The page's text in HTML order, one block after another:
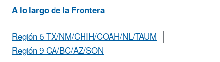
A lo largo de la Frontera
Región 6 TX/NM/CHIH/COAH/NL/TAUM
Región 9 CA/BC/AZ/SON